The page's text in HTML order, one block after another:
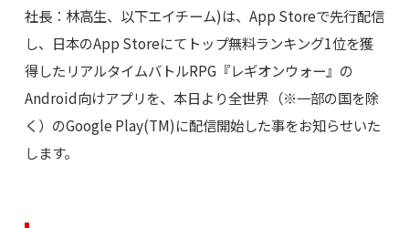
社長：林高生、以下エイチーム)は、App Storeで先行配信
し、日本のApp Storeにてトップ無料ランキング1位を獲
得したリアルタイムバトルRPG『レギオンウォー』の
Android向けアプリを、本日より全世界（※一部の国を除
く）のGoogle Play(TM)に配信開始した事をお知らせいた
します。